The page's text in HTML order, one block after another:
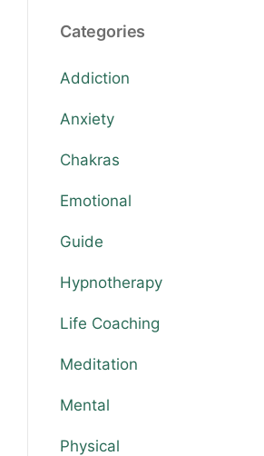
Categories
Addiction
Anxiety
Chakras
Emotional
Guide
Hypnotherapy
Life Coaching
Meditation
Mental
Physical